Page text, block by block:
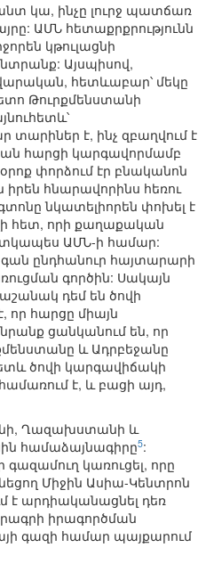
կա, ինչը լուրջ պատճառ
ԱՄՆ հետաքրքրությունն
կթուլացնի
Այսպիսով,
հետևաբար՝ մեկը
Թուրքմենստանի
է, ինչ զբաղվում է
հարցի կարգավորմամբ
փորձում էր բնականոն
հնարավորինս հեռու
նկատելիորեն փոխել է
հետ, որի քաղաքական
ԱՄՆ-ի համար:
գան ընդհանուր հայտարարի
գործին: Սակայն
դեմ են ծովի
հարցը միայն
ցանկանում են, որ
և Ադրբեջանը
ծովի կարգավիճակի
է, և բացի այդ,
Ղազախստանի և
համաձայնագիրը5:
կառուցել, որը
Միջին Ասիա-Կենտրոն
է արդիականացնել դեռ
իրագործման
գազի համար պայքարում